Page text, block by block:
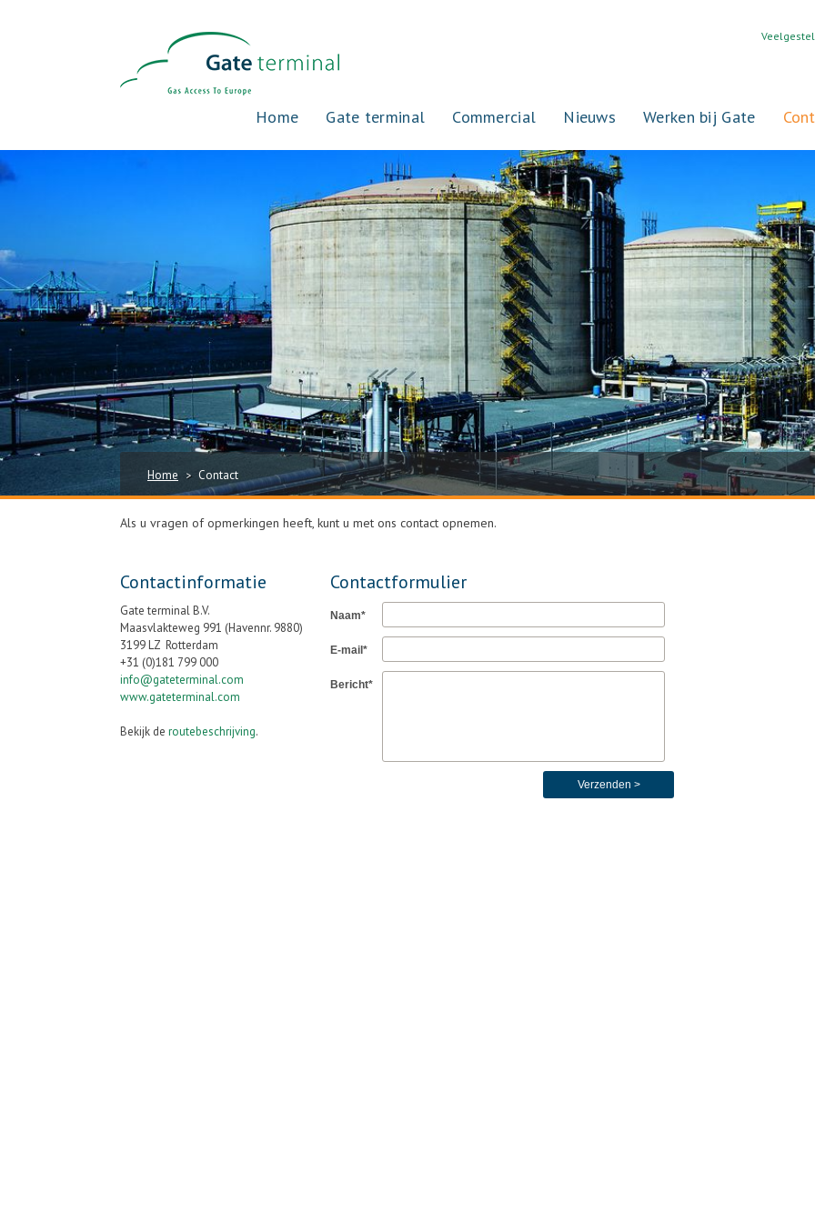
Home Gate terminal Commercial Nieuws Werken bij Gate
Home > Contact
Als u vragen of opmerkingen heeft, kunt u met ons contact opnemen.
Contactinformatie
Gate terminal B.V.
Maasvlakteweg 991 (Havennr. 9880)
3199 LZ Rotterdam
+31 (0)181 799 000
info@gateterminal.com
www.gateterminal.com
Bekijk de routebeschrijving.
Contactformulier
Naam*
E-mail*
Bericht*